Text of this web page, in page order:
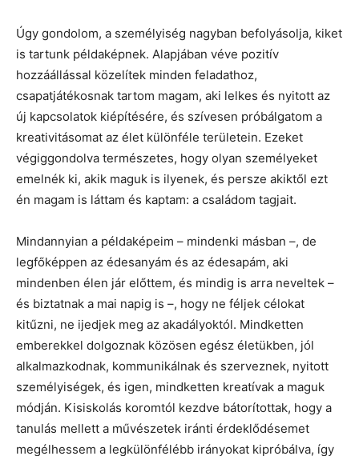
Úgy gondolom, a személyiség nagyban befolyásolja, kiket
is tartunk példaképnek. Alapjában véve pozitív
hozzáállással közelítek minden feladathoz,
csapatjátékosnak tartom magam, aki lelkes és nyitott az
új kapcsolatok kiépítésére, és szívesen próbálgatom a
kreativitásomat az élet különféle területein. Ezeket
végiggondolva természetes, hogy olyan személyeket
emelnék ki, akik maguk is ilyenek, és persze akiktől ezt
én magam is láttam és kaptam: a családom tagjait.
Mindannyian a példaképeim – mindenki másban –, de
legfőképpen az édesanyám és az édesapám, aki
mindenben élen jár előttem, és mindig is arra neveltek –
és biztatnak a mai napig is –, hogy ne féljek célokat
kitűzni, ne ijedjek meg az akadályoktól. Mindketten
emberekkel dolgoznak közösen egész életükben, jól
alkalmazkodnak, kommunikálnak és szerveznek, nyitott
személyiségek, és igen, mindketten kreatívak a maguk
módján. Kisiskolás koromtól kezdve bátorítottak, hogy a
tanulás mellett a művészetek iránti érdeklődésemet
megélhessem a legkülönfélébb irányokat kipróbálva, így